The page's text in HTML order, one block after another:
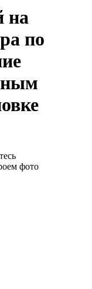
на
по
фото